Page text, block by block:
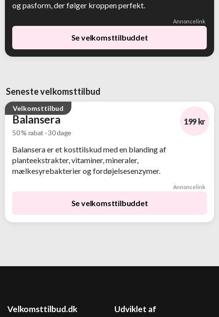
og pasform, der følger kroppen perfekt.
Annoncelink
Se velkomsttilbuddet
Seneste velkomsttilbud
Velkomsttilbud
Balansera
50 % rabat · 30 dage
199 kr
Balansera er et kosttilskud med en blanding af
planteekstrakter, vitaminer, mineraler,
mælkesyrebakterier og fordøjelsesenzymer.
Annoncelink
Se velkomsttilbuddet
Velkomsttilbud.dk Udviklet af